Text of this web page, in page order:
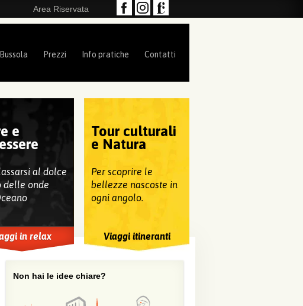
Area Riservata
Bussola Prezzi Info pratiche Contatti
e
al dolce
delle onde
in relax
Tour culturali
e Natura
Per scoprire le
bellezze nascoste in
ogni angolo.
Viaggi itineranti
Non hai le idee chiare?